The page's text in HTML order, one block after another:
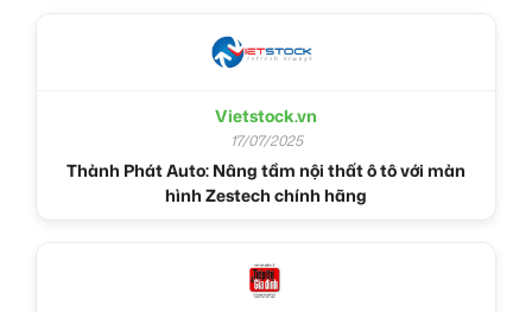
Vietstock.vn
17/07/2025
Thành Phát Auto: Nâng tầm nội thất ô tô với màn
hình Zestech chính hãng